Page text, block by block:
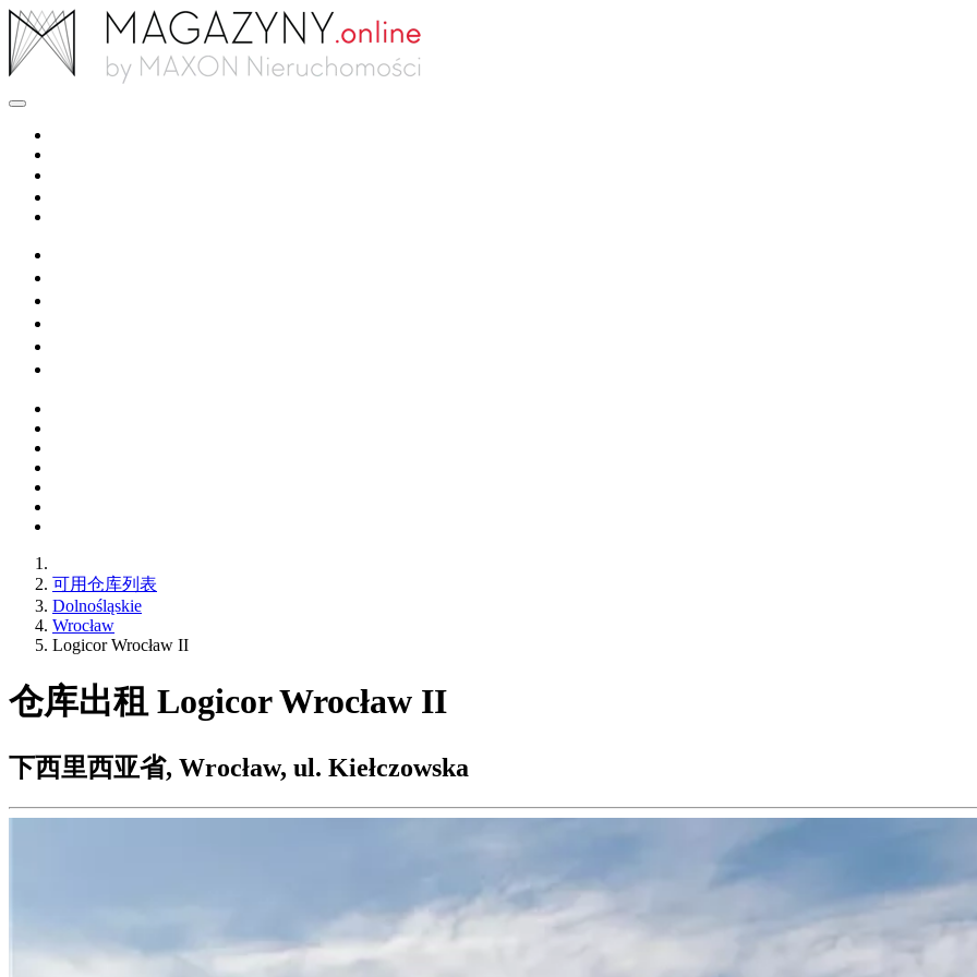
可用仓库列表
Dolnośląskie
Wrocław
Logicor Wrocław II
仓库出租 Logicor Wrocław II
下西里西亚省, Wrocław, ul. Kiełczowska